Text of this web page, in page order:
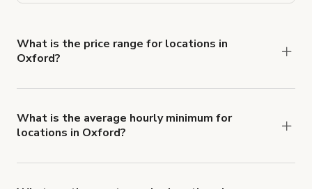
What is the price range for locations in
Oxford?
range from £50 to £150 per hour for spaces in
Oxford.
What is the average hourly minimum for
locations in Oxford?